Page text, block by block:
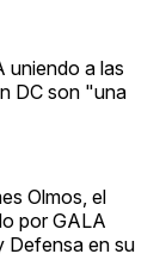
uniendo a las
DC son "una
Olmos, el
por GALA
Defensa en su